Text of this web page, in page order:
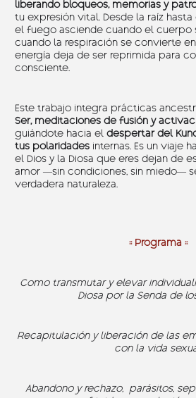
liberando bloqueos, memorias y
tu expresión vital. Desde la raíz
el fuego asciende cuando el cuerpo
cuando la respiración se convierte
energía deja de ser reprimida para
consciente.
Este trabajo integra prácticas
Ser, meditaciones de fusión y
guiándote hacia el despertar del
tus polaridades internas. Es un viaje
el Dios y la Diosa que eres dejan de
amor —sin condiciones, sin miedo—
verdadera naturaleza.
:: Programa ::
Como transmutar y elevar
Diosa por la Senda de
Recapitulación y liberación de las
con la vida
Abandono y rechazo, parásitos,